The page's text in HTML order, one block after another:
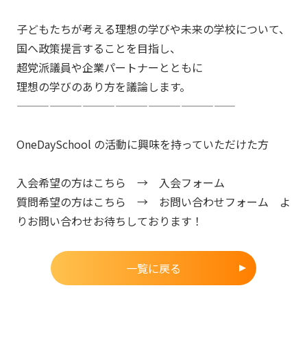
子どもたちが考える理想の学びや未来の学校について、
国へ政策提言することを目指し、
超党派議員や企業パートナーとともに
理想の学びのあり方を議論します。
————————————————————
OneDaySchool の活動に興味を持っていただけた方
入会希望の方はこちら → 入会フォーム
質問希望の方はこちら → お問い合わせフォーム よ
りお問い合わせお待ちしております！
一覧に戻る